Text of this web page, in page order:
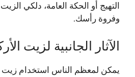
التهيج أو الحكة العامة، دلكي
وفروة رأسك.
الآثار الجانبية لزيت
يمكن لمعظم الناس استخدام زيت